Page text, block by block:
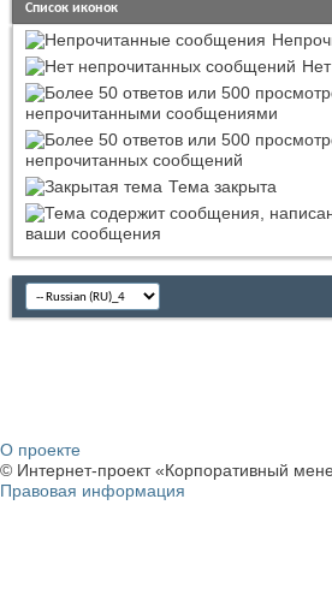
Список иконок
непрочитанными сообщениями
непрочитанных сообщений
Тема закрыта
ваши сообщения
О проекте
© Интернет-проект «Корпоративный
Правовая информация